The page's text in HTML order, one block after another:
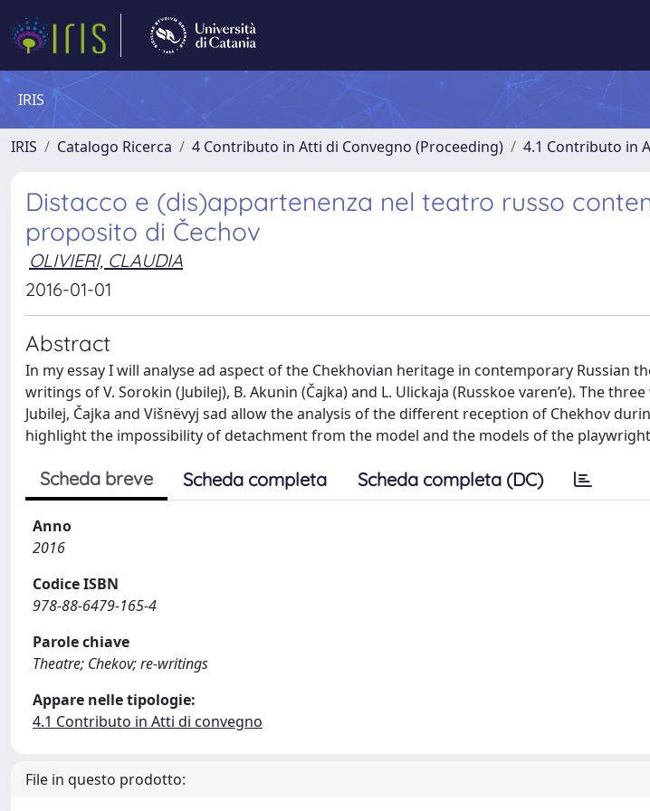
IRIS
IRIS Catalogo Ricerca 4 Contributo in Atti di Convegno (Proceeding) 4.1 Contributo in
Distacco e (dis)appartenenza nel teatro russo
proposito di Čechov
OLIVIERI, CLAUDIA
2016-01-01
Abstract
In my essay I will analyse ad aspect of the Chekhovian heritage in contemporary Russian
writings of V. Sorokin (Jubilej), B. Akunin (Čajka) and L. Ulickaja (Russkoe varen’e). The
Jubilej, Čajka and Višnëvyj sad allow the analysis of the different reception of Chekhov
highlight the impossibility of detachment from the model and the models of the
Scheda breve Scheda completa Scheda completa (DC)
Anno
2016
Codice ISBN
978-88-6479-165-4
Parole chiave
Theatre; Chekov; re-writings
Appare nelle tipologie:
4.1 Contributo in Atti di convegno
File in questo prodotto: